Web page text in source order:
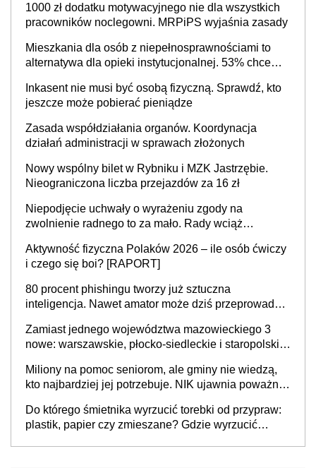
cały kraj
1000 zł dodatku motywacyjnego nie dla wszystkich
pracowników noclegowni. MRPiPS wyjaśnia zasady
Mieszkania dla osób z niepełnosprawnościami to
alternatywa dla opieki instytucjonalnej. 53% chce
Inkasent nie musi być osobą fizyczną. Sprawdź, kto
jeszcze może pobierać pieniądze
Zasada współdziałania organów. Koordynacja
działań administracji w sprawach złożonych
Nowy wspólny bilet w Rybniku i MZK Jastrzębie.
Nieograniczona liczba przejazdów za 16 zł
Niepodjęcie uchwały o wyrażeniu zgody na
zwolnienie radnego to za mało. Rady wciąż
sprawy
Aktywność fizyczna Polaków 2026 – ile osób ćwiczy
i czego się boi? [RAPORT]
80 procent phishingu tworzy już sztuczna
inteligencja. Nawet amator może dziś przeprowadzić
Zamiast jednego województwa mazowieckiego 3
nowe: warszawskie, płocko-siedleckie i staropolskie.
stołecznych
Miliony na pomoc seniorom, ale gminy nie wiedzą,
kto najbardziej jej potrzebuje. NIK ujawnia poważną
Do którego śmietnika wyrzucić torebki od przypraw:
plastik, papier czy zmieszane? Gdzie wyrzucić